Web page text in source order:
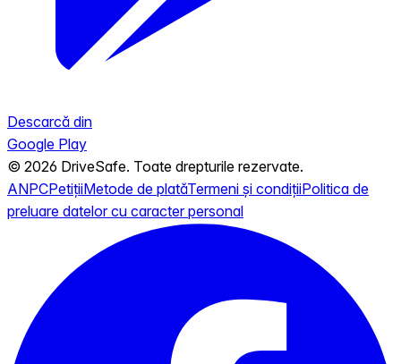
Descarcă din
Google Play
© 2026 DriveSafe. Toate drepturile rezervate.
ANPCPetițiiMetode de platăTermeni și condițiiPolitica de
preluare datelor cu caracter personal